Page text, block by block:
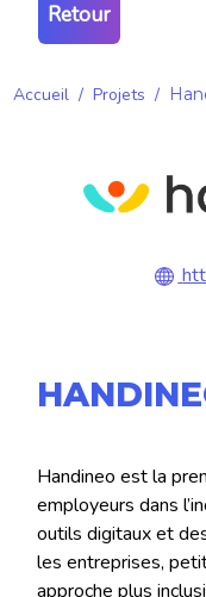
Retour
Accueil / Projets /
Handineo est la
employeurs dans
outils digitaux et
les entreprises,
approche plus